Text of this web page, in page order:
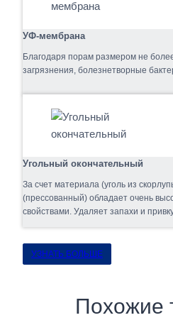
УФ-мембрана
Благодаря порам размером не
загрязнения, болезнетворные
Угольный окончательный
За счет материала (уголь из
(прессованный) обладает очень
свойствами. Удаляет запахи и
УЗНАТЬ БОЛЬШЕ
Похожие